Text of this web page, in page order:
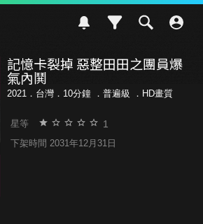
記憶卡裂掉 惡整田田之團員爆
氣內鬨
2021．台灣．10分鐘 ． 普遍級 ．HD畫質
星等 1
下架時間 2031年12月31日